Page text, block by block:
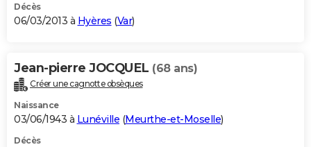
Décès
06/03/2013 à Hyères (Var)
Jean-pierre JOCQUEL (68 ans)
Créer une cagnotte obsèques
Naissance
03/06/1943 à Lunéville (Meurthe-et-Moselle)
Décès